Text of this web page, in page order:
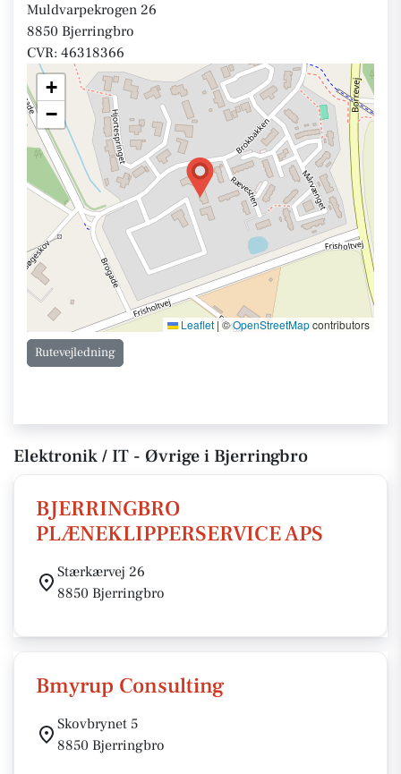
Muldvarpekrogen 26
8850 Bjerringbro
CVR: 46318366
+
−
Leaflet |©OpenStreetMapcontributors
Rutevejledning
Elektronik / IT - Øvrige i Bjerringbro
BJERRINGBRO
PLÆNEKLIPPERSERVICE APS
Stærkærvej 26
8850 Bjerringbro
Bmyrup Consulting
Skovbrynet 5
8850 Bjerringbro